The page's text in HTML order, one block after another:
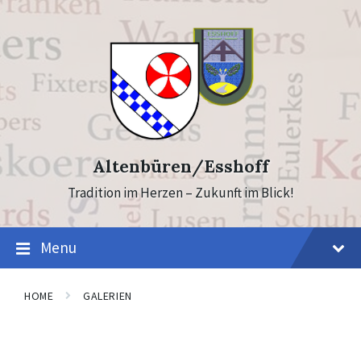
Skip
content
Skip
footer
Altenbüren/Esshoff
Tradition im Herzen – Zukunft im Blick!
Menu
HOME GALERIEN